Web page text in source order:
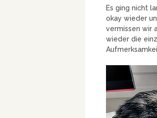
Es ging nicht
okay wieder
vermissen wir
wieder die